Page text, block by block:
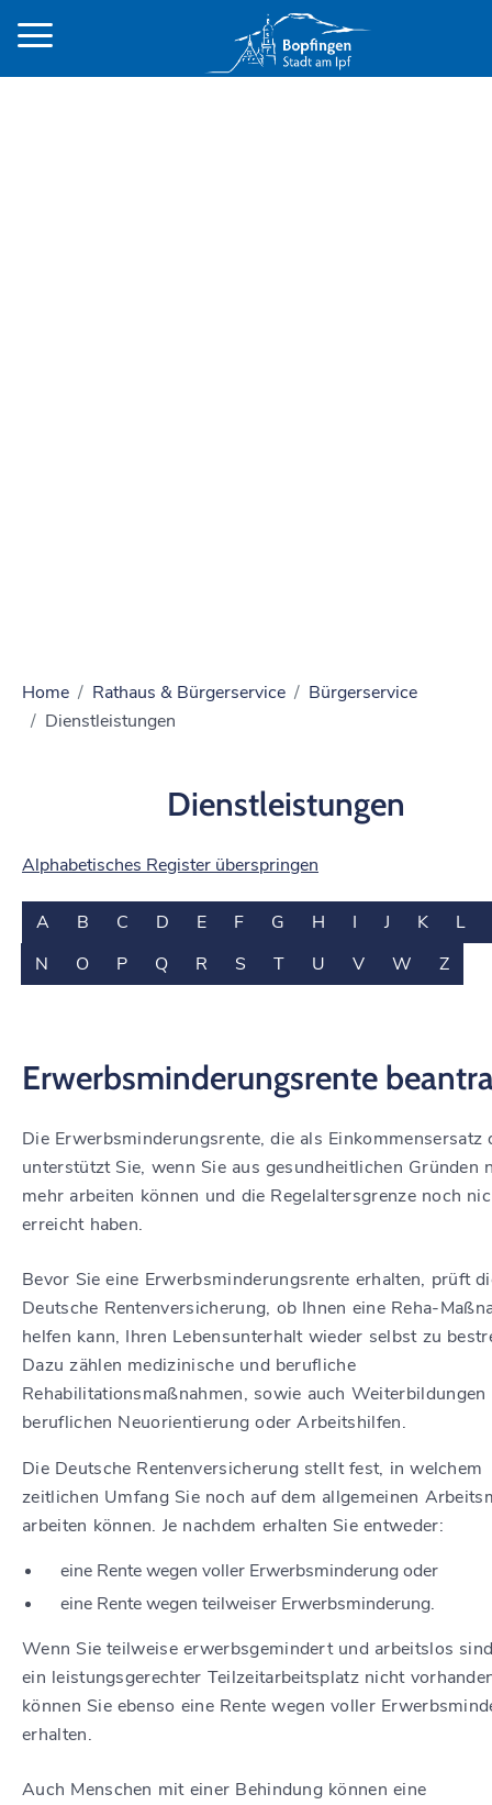
Home Rathaus & Bürgerservice
Bürgerservice
Dienstleistungen
Dienstleistungen
Alphabetisches Register überspringen
A B C D E F G H I J K
L
N
O P Q R S T U V W Z
Erwerbsminderungsrente
Die Erwerbsminderungsrente, die als Einkommensersatz
unterstützt Sie, wenn Sie aus gesundheitlichen Gründen
mehr arbeiten können und die Regelaltersgrenze noch
erreicht haben.
Bevor Sie eine Erwerbsminderungsrente erhalten, prüft
Deutsche Rentenversicherung, ob Ihnen eine Reha-
helfen kann, Ihren Lebensunterhalt wieder selbst zu
Dazu zählen medizinische und berufliche
Rehabilitationsmaßnahmen, sowie auch Weiterbildungen
beruflichen Neuorientierung oder Arbeitshilfen.
Die Deutsche Rentenversicherung stellt fest, in welchem
zeitlichen Umfang Sie noch auf dem allgemeinen
arbeiten können. Je nachdem erhalten Sie entweder:
eine Rente wegen voller Erwerbsminderung oder
eine Rente wegen teilweiser Erwerbsminderung.
Wenn Sie teilweise erwerbsgemindert und arbeitslos
ein leistungsgerechter Teilzeitarbeitsplatz nicht
können Sie ebenso eine Rente wegen voller
erhalten.
Auch Menschen mit einer Behindung können eine